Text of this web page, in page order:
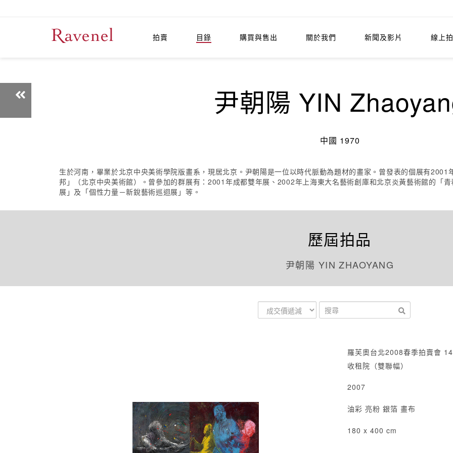
拍賣 目錄 購買與售出 關於我們 新聞及影片 線上
尹朝陽 YIN
中國 1970
生於河南，畢業於北京中央美術學院版畫系，現居北京。尹朝陽是一位以時代脈動為題材的畫家。曾發表的個展有
邦」（北京中央美術館）。曾參加的群展有：2001年成都雙年展、2002年上海東大名藝術創庫和北京炎黃藝術館的「
展」及「個性力量－新銳藝術巡迴展」等。
歷屆拍品
尹朝陽 YIN ZHAOYANG
羅芙奧台北2008春季拍賣會
收租院（雙聯幅）
2007
油彩 亮粉 銀箔 畫布
180 x 400 cm